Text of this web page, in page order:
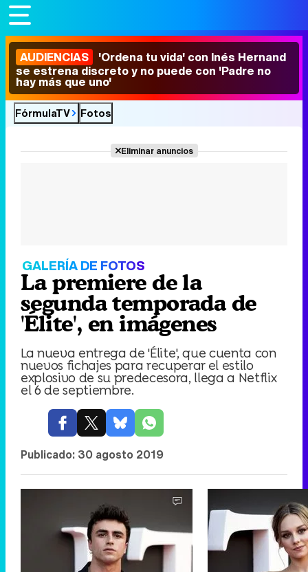
AUDIENCIAS 'Ordena tu vida' con Inés Hernand
se estrena discreto y no puede con 'Padre no
hay más que uno'
FórmulaTV Fotos
Eliminar anuncios
GALERÍA DE FOTOS
La premiere de la
segunda temporada de
'Élite', en imágenes
La nueva entrega de 'Élite', que cuenta con
nuevos fichajes para recuperar el estilo
explosivo de su predecesora, llega a Netflix
el 6 de septiembre.
Publicado: 30 agosto 2019